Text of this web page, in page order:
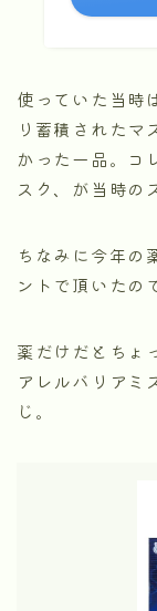
使っていた当時
り蓄積されたマ
かった一品。コ
スク、が当時の
ちなみに今年の
ントで頂いたの
薬だけだとちょ
アレルバリアミ
じ。